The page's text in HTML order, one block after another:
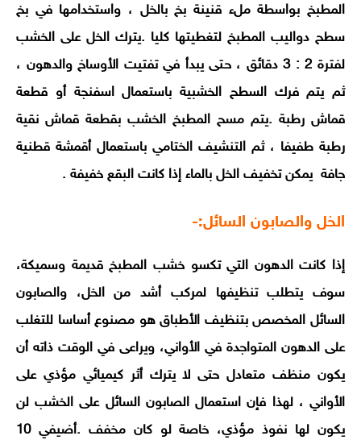
المطبخ بواسطة ملء قنينة بخ بالخل ، واستخدامها في بخ
سطح دواليب المطبخ لتغطيتها كليا .يترك الخل على الخشب
لفترة 2 : 3 دقائق ، حتى يبدأ في تفتيت الأوساخ والدهون ،
ثم يتم فرك السطح الخشبية باستعمال اسفنجة أو قطعة
قماش رطبة .يتم مسح المطبخ الخشب بقطعة قماش نقية
رطبة طفيفا ، ثم التنشيف الختامي باستعمال أقمشة قطنية
جافة يمكن تخفيف الخل بالماء إذا كانت البقع خفيفة .
الخل والصابون السائل:-
إذا كانت الدهون التي تكسو خشب المطبخ قديمة وسميكة،
سوف يتطلب تنظيفها لمركب أشد من الخل، والصابون
السائل المخصص بتنظيف الأطباق هو مصنوع أساسا للتغلب
على الدهون المتواجدة في الأواني، ويراعى في الوقت ذاته أن
يكون منظف متعادل حتى لا يترك أثر كيميائي مؤذي على
الأواني ، لهذا فإن استعمال الصابون السائل على الخشب لن
يكون لها نفوذ مؤذي، خاصة لو كان مخفف .
أضيفي 10